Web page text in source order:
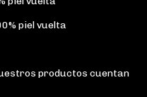
piel vuelta
productos cuentan